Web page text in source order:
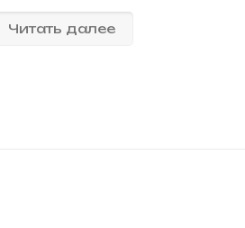
Читать далее